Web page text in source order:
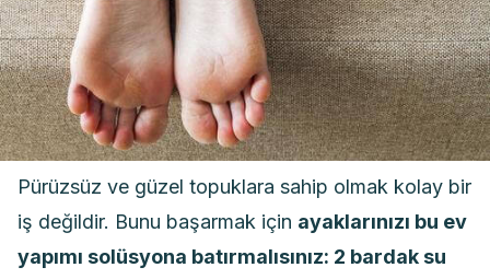
Pürüzsüz ve güzel topuklara sahip olmak kolay bir
iş değildir. Bunu başarmak için ayaklarınızı bu ev
yapımı solüsyona batırmalısınız: 2 bardak su